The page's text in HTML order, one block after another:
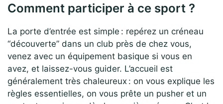
Comment participer à ce sport ?
La porte d’entrée est simple : repérez un créneau
“découverte” dans un club près de chez vous,
venez avec un équipement basique si vous en
avez, et laissez-vous guider. L’accueil est
généralement très chaleureux : on vous explique les
règles essentielles, on vous prête un pusher et un